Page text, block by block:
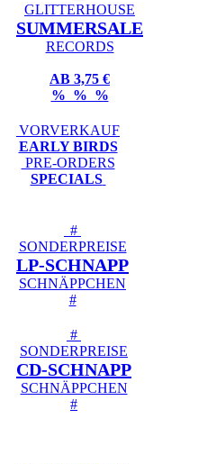
GLITTERHOUSE
SUMMERSALE
RECORDS
AB 3,75 €
% % %
VORVERKAUF
EARLY BIRDS
PRE-ORDERS
SPECIALS
#
SONDERPREISE
LP-SCHNAPP
SCHNÄPPCHEN
#
#
SONDERPREISE
CD-SCHNAPP
SCHNÄPPCHEN
#